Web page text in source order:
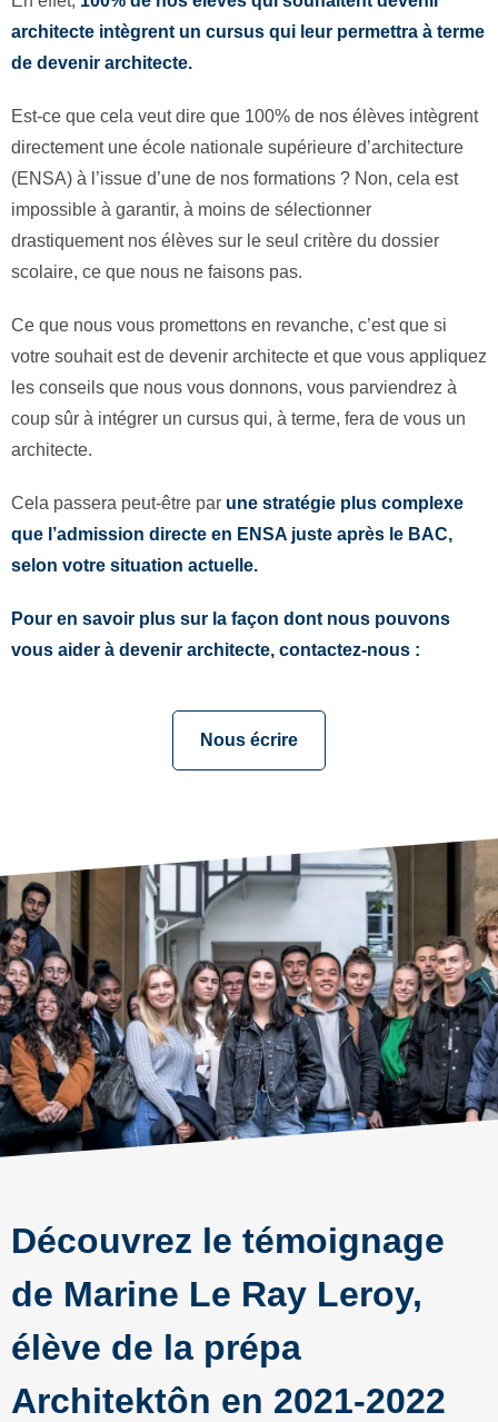
architecte intègrent un cursus qui leur permettra à terme
de devenir architecte.
Est-ce que cela veut dire que 100% de nos élèves intègrent
directement une école nationale supérieure d’architecture
(ENSA) à l’issue d’une de nos formations ? Non, cela est
impossible à garantir, à moins de sélectionner
drastiquement nos élèves sur le seul critère du dossier
scolaire, ce que nous ne faisons pas.
Ce que nous vous promettons en revanche, c’est que si
votre souhait est de devenir architecte et que vous appliquez
les conseils que nous vous donnons, vous parviendrez à
coup sûr à intégrer un cursus qui, à terme, fera de vous un
architecte.
Cela passera peut-être par une stratégie plus complexe
que l’admission directe en ENSA juste après le BAC,
selon votre situation actuelle.
Pour en savoir plus sur la façon dont nous pouvons
vous aider à devenir architecte, contactez-nous :
Nous écrire
Découvrez le témoignage
de Marine Le Ray Leroy,
élève de la prépa
Architektôn en 2021-2022